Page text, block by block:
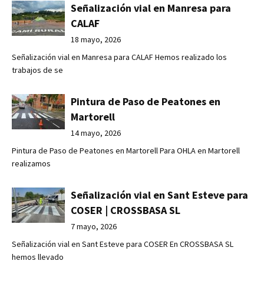
Señalización vial en Manresa para
CALAF
18 mayo, 2026
Señalización vial en Manresa para CALAF Hemos realizado los
trabajos de se
Pintura de Paso de Peatones en
Martorell
14 mayo, 2026
Pintura de Paso de Peatones en Martorell Para OHLA en Martorell
realizamos
Señalización vial en Sant Esteve para
COSER | CROSSBASA SL
7 mayo, 2026
Señalización vial en Sant Esteve para COSER En CROSSBASA SL
hemos llevado